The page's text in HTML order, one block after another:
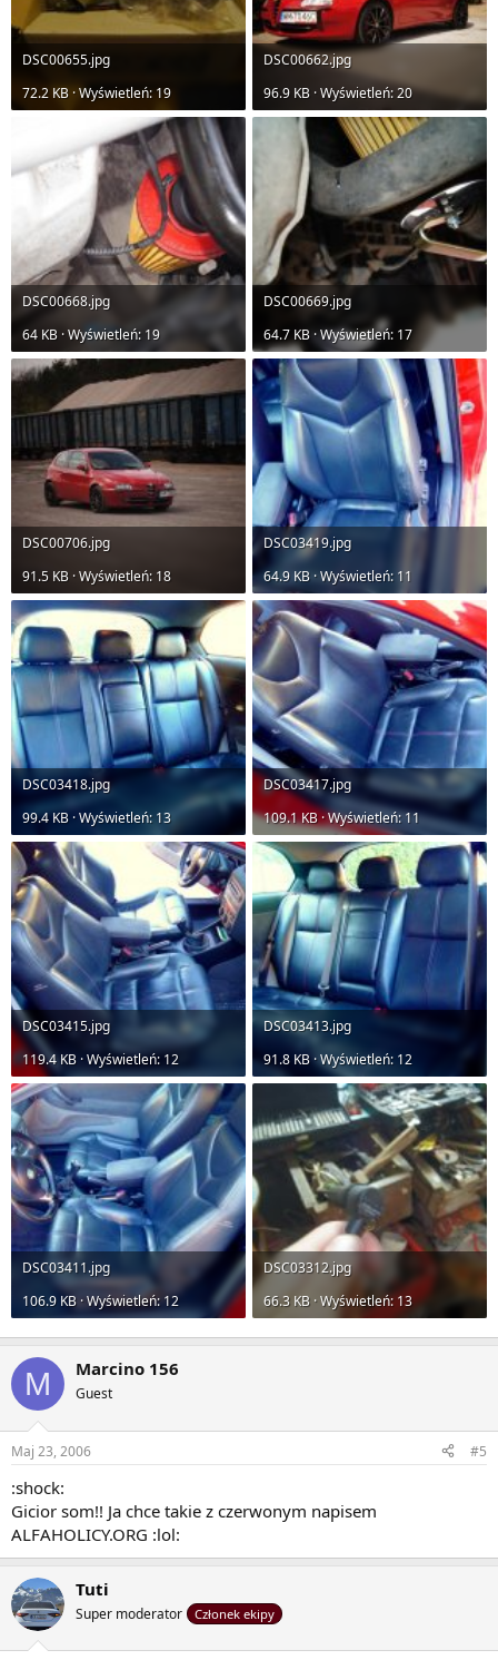
DSC00655.jpg
72.2 KB · Wyświetleń: 19
DSC00662.jpg
96.9 KB · Wyświetleń: 20
DSC00668.jpg
64 KB · Wyświetleń: 19
DSC00669.jpg
64.7 KB · Wyświetleń: 17
DSC00706.jpg
91.5 KB · Wyświetleń: 18
DSC03419.jpg
64.9 KB · Wyświetleń: 11
DSC03418.jpg
99.4 KB · Wyświetleń: 13
DSC03417.jpg
109.1 KB · Wyświetleń: 11
DSC03415.jpg
119.4 KB · Wyświetleń: 12
DSC03413.jpg
91.8 KB · Wyświetleń: 12
DSC03411.jpg
106.9 KB · Wyświetleń: 12
DSC03312.jpg
66.3 KB · Wyświetleń: 13
M Marcino 156
Guest
Maj 23, 2006 #5
:shock:
Gicior som!! Ja chce takie z czerwonym napisem
ALFAHOLICY.ORG :lol:
Tuti
Super moderator Członek ekipy